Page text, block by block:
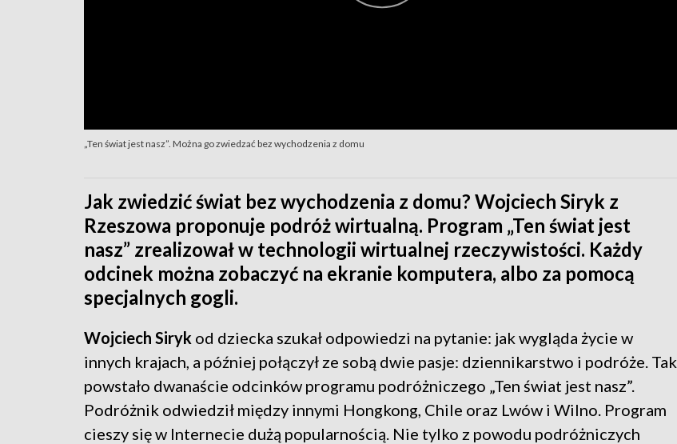
„Ten świat jest nasz”. Można go zwiedzać bez wychodzenia z domu
Jak zwiedzić świat bez wychodzenia z domu? Wojciech Siryk z
Rzeszowa proponuje podróż wirtualną. Program „Ten świat jest
nasz” zrealizował w technologii wirtualnej rzeczywistości. Każdy
odcinek można zobaczyć na ekranie komputera, albo za pomocą
specjalnych gogli.
Wojciech Siryk od dziecka szukał odpowiedzi na pytanie: jak wygląda życie w
innych krajach, a później połączył ze sobą dwie pasje: dziennikarstwo i podróże. Tak
powstało dwanaście odcinków programu podróżniczego „Ten świat jest nasz”.
Podróżnik odwiedził między innymi Hongkong, Chile oraz Lwów i Wilno. Program
cieszy się w Internecie dużą popularnością. Nie tylko z powodu podróżniczych